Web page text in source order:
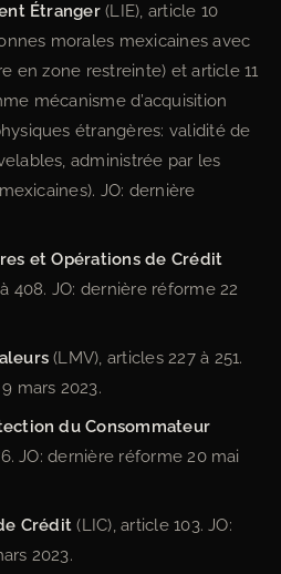
Étranger(LIE), article 10
morales mexicaines avec
en zone restreinte) et article 11
mécanisme d’acquisition
étrangères: validité de
administrée par les
JO: dernière
et Opérations de Crédit
408. JO: dernière réforme 22
(LMV), articles 227 à 251.
mars 2023.
du Consommateur
JO: dernière réforme 20 mai
Crédit (LIC), article 103. JO:
2023.